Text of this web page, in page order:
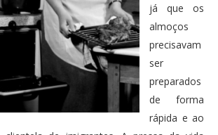
já que os
almoços
precisavam
ser
preparados
de forma
rápida e ao